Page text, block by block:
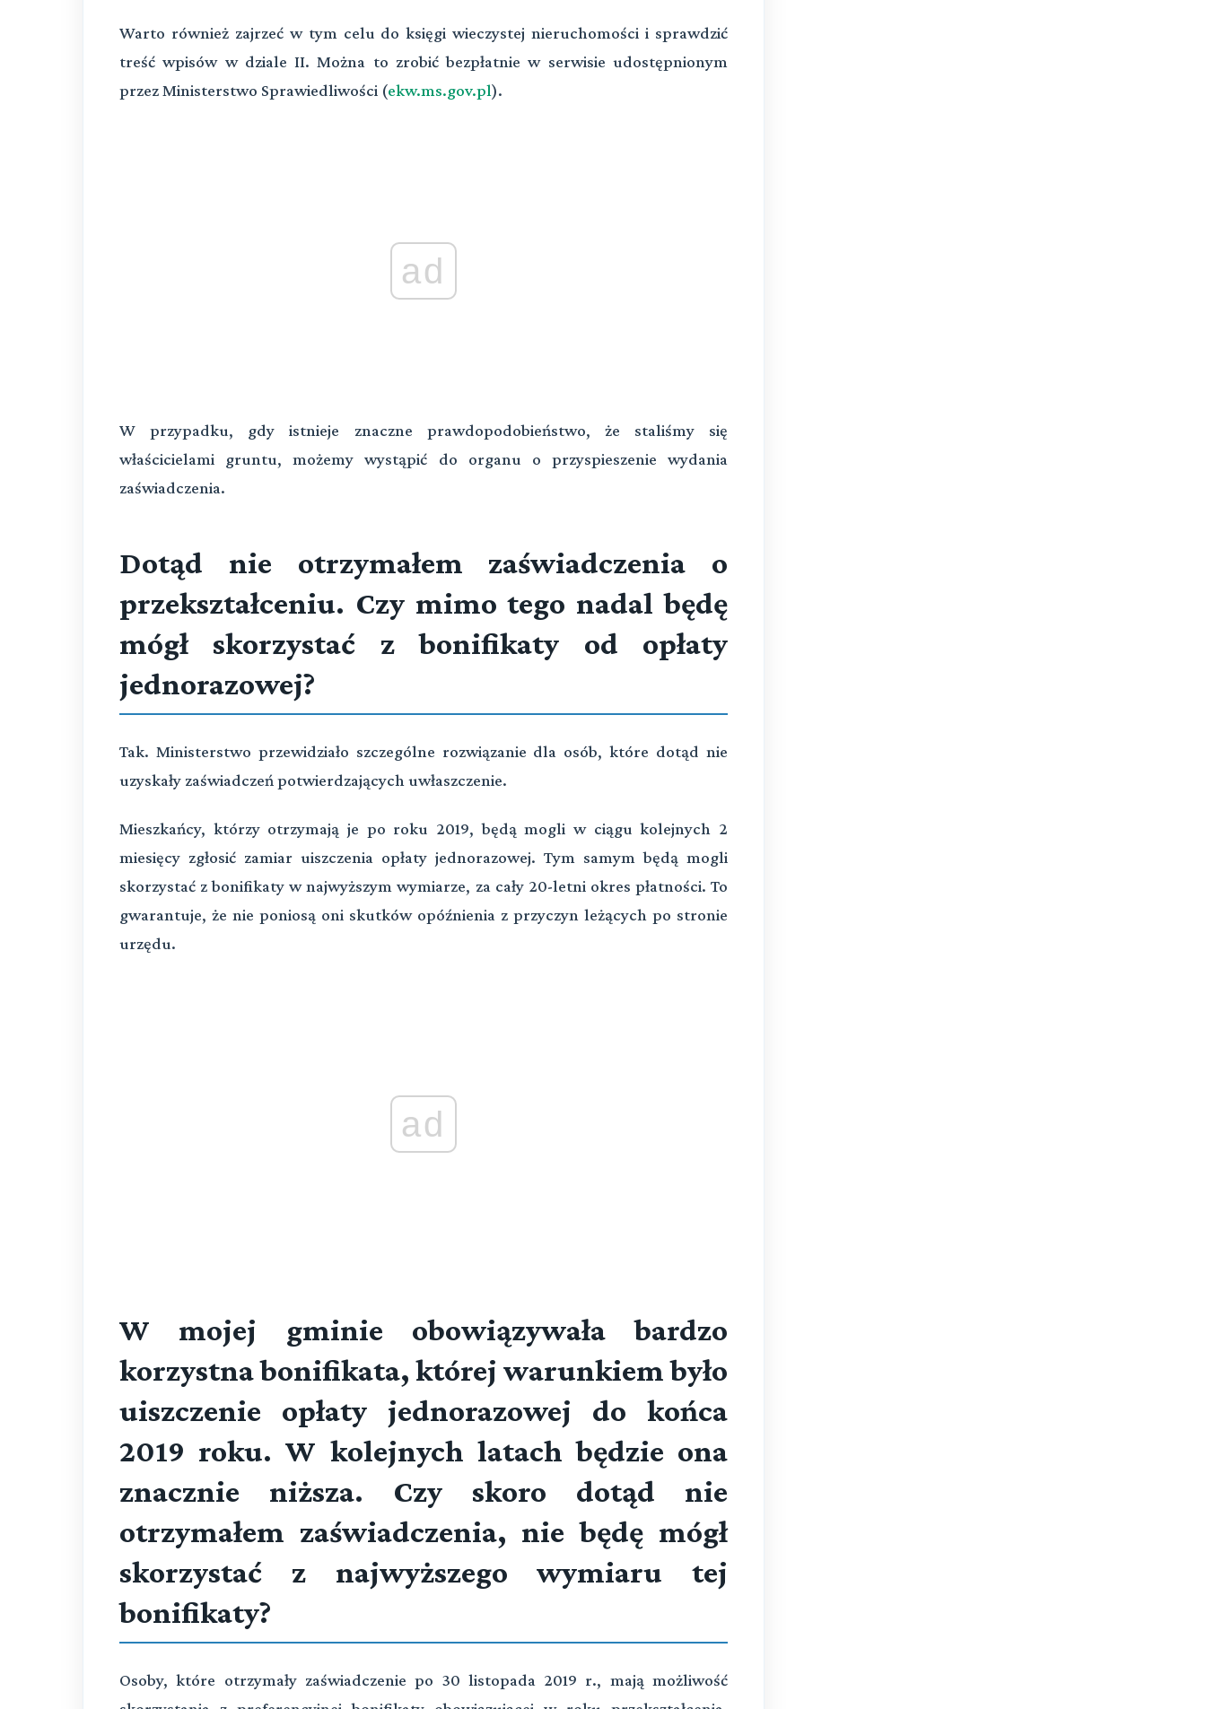
Warto również zajrzeć w tym celu do księgi wieczystej nieruchomości i sprawdzić
treść wpisów w dziale II. Można to zrobić bezpłatnie w serwisie udostępnionym
przez Ministerstwo Sprawiedliwości (ekw.ms.gov.pl).
ad
W przypadku, gdy istnieje znaczne prawdopodobieństwo, że staliśmy się
właścicielami gruntu, możemy wystąpić do organu o przyspieszenie wydania
zaświadczenia.
Dotąd nie otrzymałem zaświadczenia o
przekształceniu. Czy mimo tego nadal będę
mógł skorzystać z bonifikaty od opłaty
jednorazowej?
Tak. Ministerstwo przewidziało szczególne rozwiązanie dla osób, które dotąd nie
uzyskały zaświadczeń potwierdzających uwłaszczenie.
Mieszkańcy, którzy otrzymają je po roku 2019, będą mogli w ciągu kolejnych 2
miesięcy zgłosić zamiar uiszczenia opłaty jednorazowej. Tym samym będą mogli
skorzystać z bonifikaty w najwyższym wymiarze, za cały 20-letni okres płatności. To
gwarantuje, że nie poniosą oni skutków opóźnienia z przyczyn leżących po stronie
urzędu.
ad
W mojej gminie obowiązywała bardzo
korzystna bonifikata, której warunkiem było
uiszczenie opłaty jednorazowej do końca
2019 roku. W kolejnych latach będzie ona
znacznie niższa. Czy skoro dotąd nie
otrzymałem zaświadczenia, nie będę mógł
skorzystać z najwyższego wymiaru tej
bonifikaty?
Osoby, które otrzymały zaświadczenie po 30 listopada 2019 r., mają możliwość